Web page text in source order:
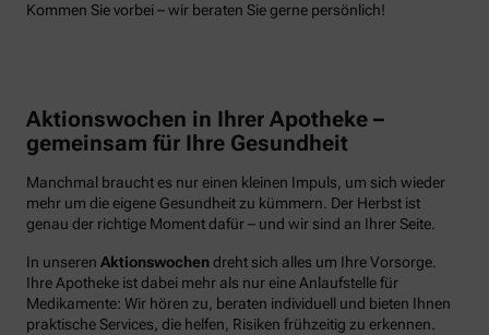
Kommen Sie vorbei – wir beraten Sie gerne persönlich!
Aktionswochen in Ihrer Apotheke –
gemeinsam für Ihre Gesundheit
Manchmal braucht es nur einen kleinen Impuls, um sich wieder
mehr um die eigene Gesundheit zu kümmern. Der Herbst ist
genau der richtige Moment dafür – und wir sind an Ihrer Seite.
In unseren Aktionswochendreht sich alles um Ihre Vorsorge.
Ihre Apotheke ist dabei mehr als nur eine Anlaufstelle für
Medikamente: Wir hören zu, beraten individuell und bieten Ihnen
praktische Services, die helfen, Risiken frühzeitig zu erkennen.